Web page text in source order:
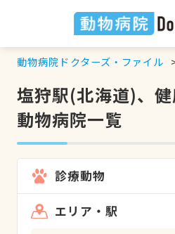
動物病院ドクターズ・ファイル
塩狩駅(北海道)、健
動物病院一覧
診療動物
エリア・駅